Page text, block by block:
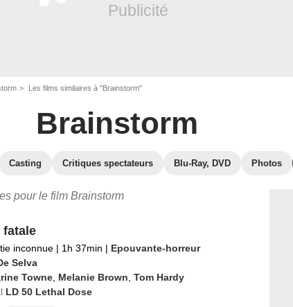
Les films similaires à "Brainstorm"
Brainstorm
Casting Critiques spectateurs Blu-Ray, DVD Photos
pour le film Brainstorm
fatale
inconnue | 1h 37min | Epouvante-horreur
Selva
Towne, Melanie Brown Tom Hardy
LD 50 Lethal Dose